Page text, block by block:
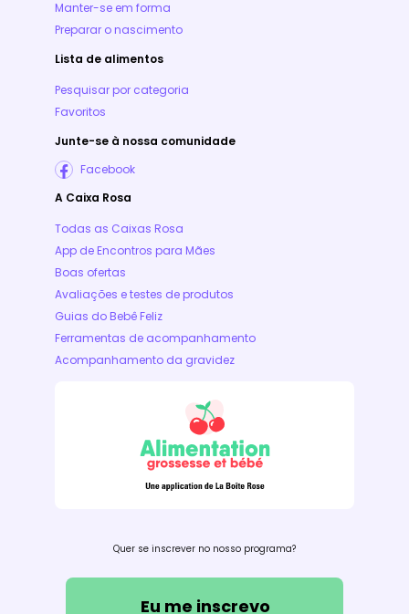
Manter-se em forma
Preparar o nascimento
Lista de alimentos
Pesquisar por categoria
Favoritos
Junte-se à nossa comunidade
Facebook
A Caixa Rosa
Todas as Caixas Rosa
App de Encontros para Mães
Boas ofertas
Avaliações e testes de produtos
Guias do Bebê Feliz
Ferramentas de acompanhamento
Acompanhamento da gravidez
Quer se inscrever no nosso programa?
Eu me inscrevo